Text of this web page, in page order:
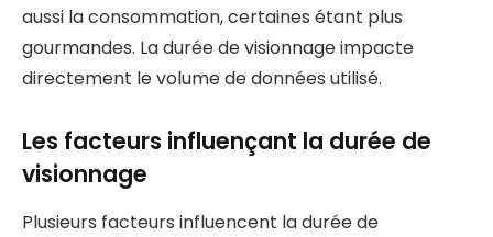
aussi la consommation, certaines étant plus
gourmandes. La durée de visionnage impacte
directement le volume de données utilisé.
Les facteurs influençant la durée de
visionnage
Plusieurs facteurs influencent la durée de